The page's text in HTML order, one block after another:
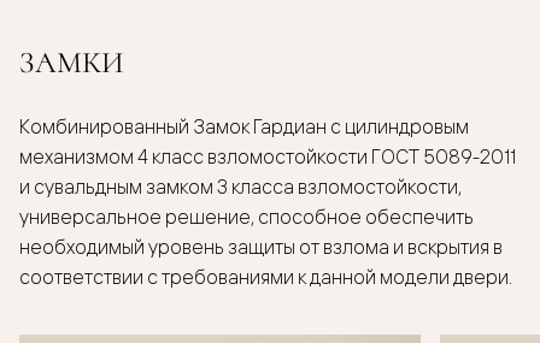
ЗАМКИ
Комбинированный Замок Гардиан с цилиндровым
механизмом 4 класс взломостойкости ГОСТ 5089-2011
и сувальдным замком 3 класса взломостойкости,
универсальное решение, способное обеспечить
необходимый уровень защиты от взлома и вскрытия в
соответствии с требованиями к данной модели двери.